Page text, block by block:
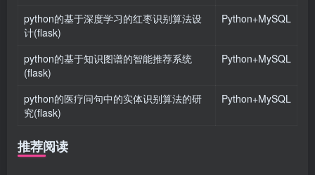
python的基于深度学习的红枣识别算法设
计(flask)
Python+MySQL
python的基于知识图谱的智能推荐系统
(flask)
Python+MySQL
python的医疗问句中的实体识别算法的研
究(flask)
Python+MySQL
推荐阅读